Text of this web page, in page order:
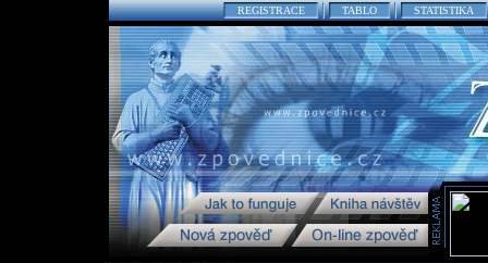
REGISTRACE TABLO STATISTIKA